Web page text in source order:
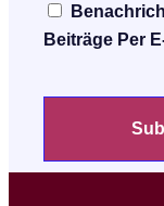
Beiträge Per